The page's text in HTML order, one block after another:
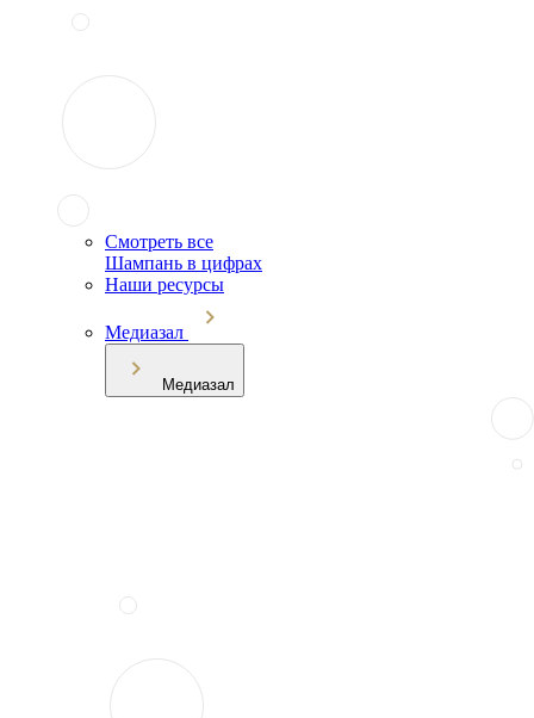
Смотреть все
Шампань в цифрах
Наши ресурсы
Медиазал
Медиазал